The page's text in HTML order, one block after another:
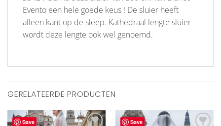
Evento een hele goede keus ! De sluier heeft
alleen kant op de sleep. Kathedraal lengte sluier
wordt deze lengte ook wel genoemd.
GERELATEERDE PRODUCTEN
Save
Save